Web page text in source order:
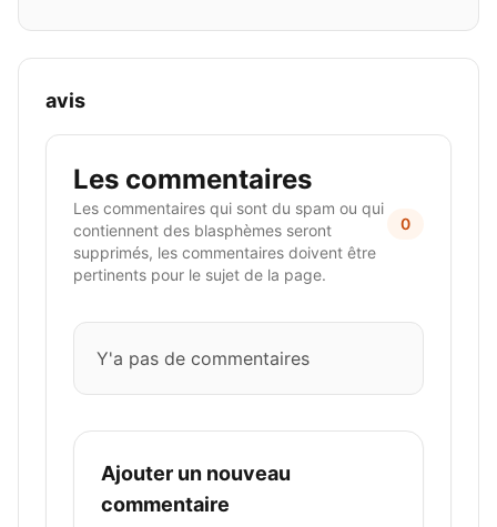
avis
Les commentaires
Les commentaires qui sont du spam ou qui
contiennent des blasphèmes seront
supprimés, les commentaires doivent être
pertinents pour le sujet de la page.
0
Y'a pas de commentaires
Ajouter un nouveau
commentaire